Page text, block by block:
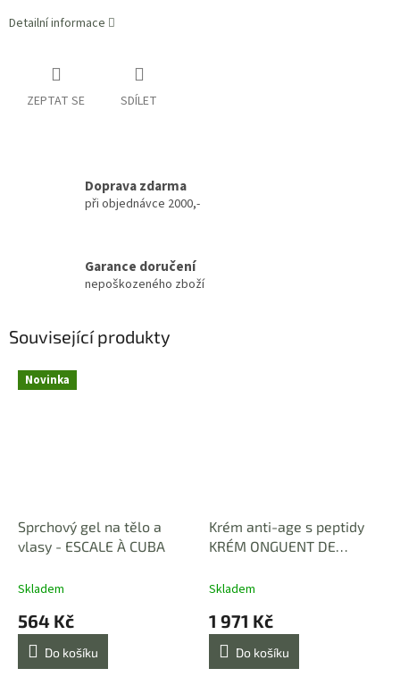
Detailní informace
ZEPTAT SE SDÍLET
Doprava zdarma
při objednávce 2000,-
Garance doručení
nepoškozeného zboží
Související produkty
Novinka
Sprchový gel na tělo a
vlasy - ESCALE À CUBA
Skladem
564 Kč
Do košíku
Krém anti-age s peptidy
KRÉM ONGUENT DE
Skladem
1 971 Kč
Do košíku